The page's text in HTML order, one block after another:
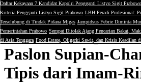
Daftar Kekayaan 7 Kandidat Kapolri Pengganti Listyo Sigit Prabowo
Kriteria Pengganti Listyo Sigit Prabowo LBH Peradi Profesional:
Terselubung di Tindak Pidana Migas Jampidsus Febrie Diminta
Pemerintahan Prabowo Sempat Ditolak Ajang Pencarian Bakat,
di Asia Tenggara Food Estate, Oligarki Sawit, dan Krisis Keadilan
Politik
Pilwalkot Depok,
Paslon Supian-
Tipis dari Imam-